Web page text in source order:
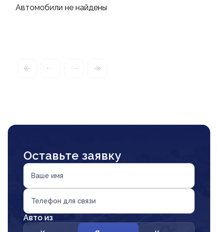
Автомобили не найдены
Оставьте заявку
Ваше имя
Телефон для связи
Авто из